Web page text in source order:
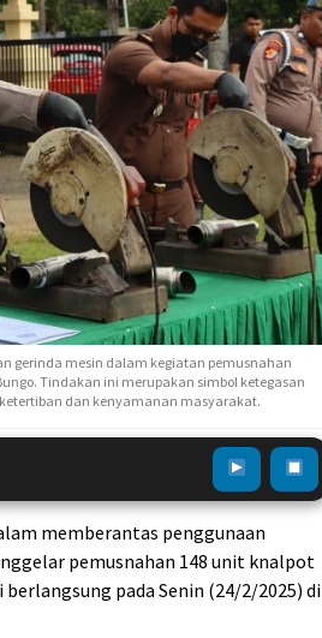
gerinda mesin dalam kegiatan pemusnahan
Tindakan ini merupakan simbol ketegasan
dan kenyamanan masyarakat.
memberantas penggunaan
pemusnahan 148 unit knalpot
berlangsung pada Senin (24/2/2025) di